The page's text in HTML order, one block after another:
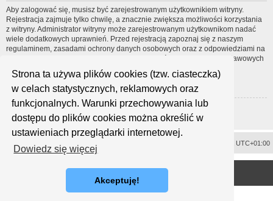
Strona ta używa plików cookies (tzw. ciasteczka)
w celach statystycznych, reklamowych oraz
funkcjonalnych. Warunki przechowywania lub
dostępu do plików cookies można określić w
ustawieniach przeglądarki internetowej.
Dowiedz się więcej
Akceptuję!
Aby zalogować się, musisz być zarejestrowanym użytkownikiem witryny.
Rejestracja zajmuje tylko chwilę, a znacznie zwiększa możliwości korzystania
z witryny. Administrator witryny może zarejestrowanym użytkownikom nadać
wiele dodatkowych uprawnień. Przed rejestracją zapoznaj się z naszym
regulaminem, zasadami ochrony danych osobowych oraz z odpowiedziami na
często zadawane pytania (FAQ), gdzie jest wyjaśnionych wiele podstawowych
zagadnień dotyczących funkcjonowania witryny.
Regulamin| Zasady ochrony danych osobowych
Zarejestruj się
UTC+01:00
Technologię dostarczaphpBB® Forum Software © phpBB Limited
Polski pakiet językowy dostarcza phpBB.pl